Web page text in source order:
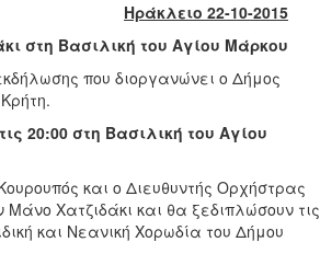
Ηράκλειο 22-10-2015
στη Βασιλική του Αγίου Μάρκου
που διοργανώνει ο Δήμος
20:00 στη Βασιλική του Αγίου
και ο Διευθυντής Ορχήστρας
Χατζιδάκι και θα ξεδιπλώσουν τις
και Νεανική Χορωδία του Δήμου